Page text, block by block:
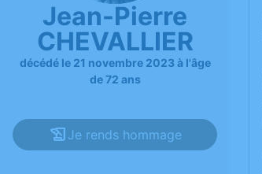
Jean-Pierre
CHEVALLIER
décédé le 21 novembre 2023 à l'âge
de 72 ans
Je rends hommage